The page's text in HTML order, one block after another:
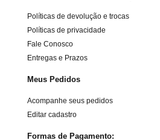
Políticas de devolução e trocas
Políticas de privacidade
Fale Conosco
Entregas e Prazos
Meus Pedidos
Acompanhe seus pedidos
Editar cadastro
Formas de Pagamento: